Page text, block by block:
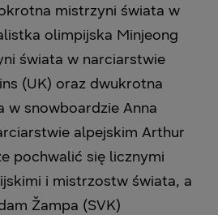
mistrzyni świata w
olimpijska Minjeong
świata w narciarstwie
(UK) oraz dwukrotna
w snowboardzie Anna
alpejskim Arthur
pochwalić się licznymi
i mistrzostw świata, a
Žampa (SVK)